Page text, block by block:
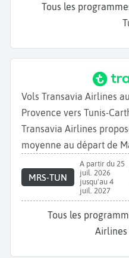
Tous les programmes des vols Tunisair vers
Vols Transavia Airlines
Provence vers Tunis-
Transavia Airlines
moyenne au départ de
MRS-TUN
A partir du 25
juil. 2026
jusqu'au 4
juil. 2027
Tous les programmes des vols Transavia
Airlines